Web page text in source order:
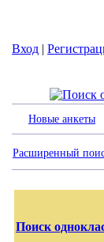
Вход |
Новые анкеты
Расширенный
Поиск